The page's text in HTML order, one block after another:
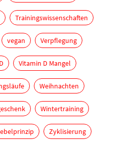
Trainingswissenschaften
vegan Verpflegung
Vitamin D Mangel
Weihnachten
Wintertraining
Zyklisierung